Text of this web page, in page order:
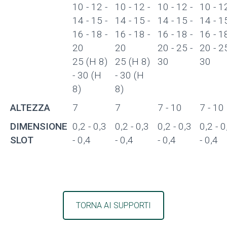
10 - 12 -
14 - 15 -
16 - 18 -
20
25 (H 8)
- 30 (H
8)
10 - 12 -
14 - 15 -
16 - 18 -
20
25 (H 8)
- 30 (H
8)
10 - 12 -
14 - 15 -
16 - 18 -
20 - 25 -
30
10 -
14 -
16 -
20 -
30
ALTEZZA 7 7 7 - 10
7 - 10
DIMENSIONE
SLOT
0,2 - 0,3
- 0,4
0,2 - 0,3
- 0,4
0,2 - 0,3
- 0,4
0,2 -
- 0,4
TORNA AI SUPPORTI